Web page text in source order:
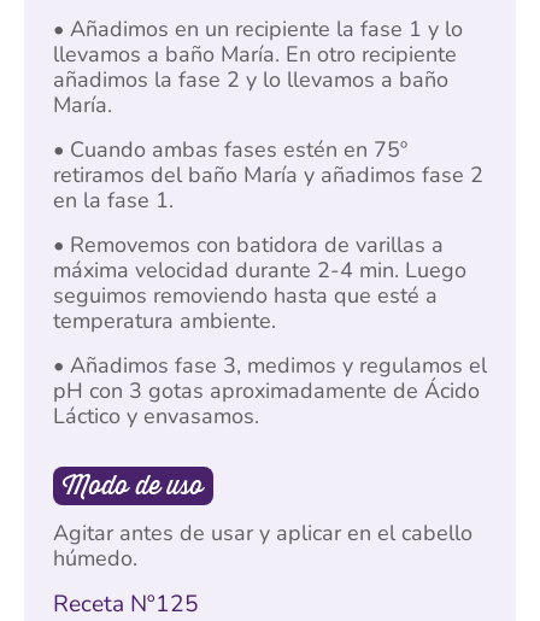
• Añadimos en un recipiente la fase 1 y lo
llevamos a baño María. En otro recipiente
añadimos la fase 2 y lo llevamos a baño
María.
• Cuando ambas fases estén en 75º
retiramos del baño María y añadimos fase 2
en la fase 1.
• Removemos con batidora de varillas a
máxima velocidad durante 2-4 min. Luego
seguimos removiendo hasta que esté a
temperatura ambiente.
• Añadimos fase 3, medimos y regulamos el
pH con 3 gotas aproximadamente de Ácido
Láctico y envasamos.
Modo de uso
Agitar antes de usar y aplicar en el cabello
húmedo.
Receta Nº125